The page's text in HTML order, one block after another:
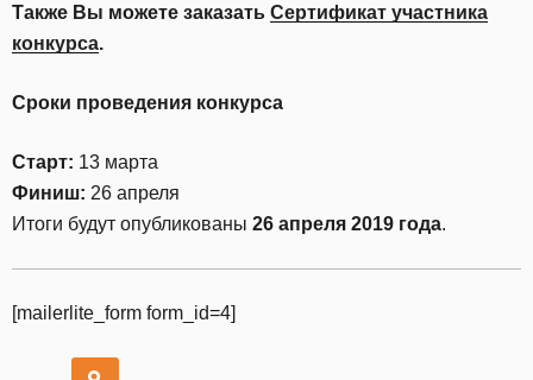
Также Вы можете заказать Сертификат участника
конкурса.
Сроки проведения конкурса
Старт: 13 марта
Финиш: 26 апреля
Итоги будут опубликованы 26 апреля 2019 года.
[mailerlite_form form_id=4]